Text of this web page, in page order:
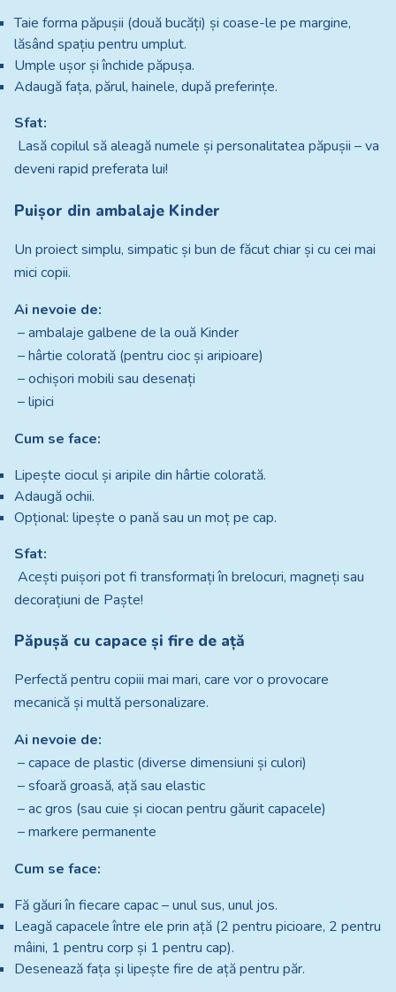
Taie forma păpușii (două bucăți) și coase-le pe margine,
lăsând spațiu pentru umplut.
Umple ușor și închide păpușa.
Adaugă fața, părul, hainele, după preferințe.
Sfat:
Lasă copilul să aleagă numele și personalitatea păpușii – va
deveni rapid preferata lui!
Puișor din ambalaje Kinder
Un proiect simplu, simpatic și bun de făcut chiar și cu cei mai
mici copii.
Ai nevoie de:
– ambalaje galbene de la ouă Kinder
– hârtie colorată (pentru cioc și aripioare)
– ochișori mobili sau desenați
– lipici
Cum se face:
Lipește ciocul și aripile din hârtie colorată.
Adaugă ochii.
Opțional: lipește o pană sau un moț pe cap.
Sfat:
Acești puișori pot fi transformați în brelocuri, magneți sau
decorațiuni de Paște!
Păpușă cu capace și fire de ață
Perfectă pentru copiii mai mari, care vor o provocare
mecanică și multă personalizare.
Ai nevoie de:
– capace de plastic (diverse dimensiuni și culori)
– sfoară groasă, ață sau elastic
– ac gros (sau cuie și ciocan pentru găurit capacele)
– markere permanente
Cum se face:
Fă găuri în fiecare capac – unul sus, unul jos.
Leagă capacele între ele prin ață (2 pentru picioare, 2 pentru
mâini, 1 pentru corp și 1 pentru cap).
Desenează fața și lipește fire de ață pentru păr.